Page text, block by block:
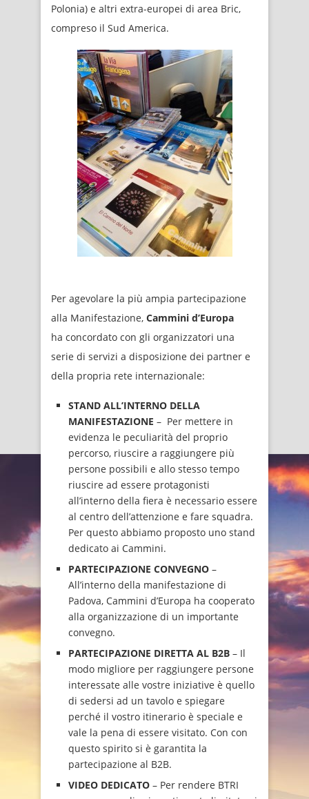
Polonia) e altri extra-europei di area Bric,
compreso il Sud America.
Per agevolare la più ampia partecipazione
alla Manifestazione, Cammini d’Europa
ha concordato con gli organizzatori una
serie di servizi a disposizione dei partner e
della propria rete internazionale:
STAND ALL’INTERNO DELLA
MANIFESTAZIONE – Per mettere in
evidenza le peculiarità del proprio
percorso, riuscire a raggiungere più
persone possibili e allo stesso tempo
riuscire ad essere protagonisti
all’interno della fiera è necessario essere
al centro dell’attenzione e fare squadra.
Per questo abbiamo proposto uno stand
dedicato ai Cammini.
PARTECIPAZIONE CONVEGNO –
All’interno della manifestazione di
Padova, Cammini d’Europa ha cooperato
alla organizzazione di un importante
convegno.
PARTECIPAZIONE DIRETTA AL B2B – Il
modo migliore per raggiungere persone
interessate alle vostre iniziative è quello
di sedersi ad un tavolo e spiegare
perché il vostro itinerario è speciale e
vale la pena di essere visitato. Con con
questo spirito si è garantita la
partecipazione al B2B.
VIDEO DEDICATO – Per rendere BTRI